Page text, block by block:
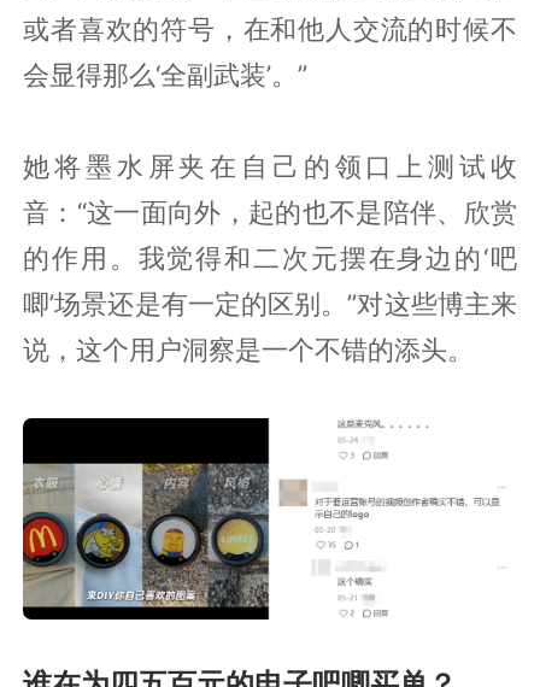
或者喜欢的符号，在和他人交流的时候不
会显得那么‘全副武装’。”
她将墨水屏夹在自己的领口上测试收
音：“这一面向外，起的也不是陪伴、欣赏
的作用。我觉得和二次元摆在身边的‘吧
唧’场景还是有一定的区别。”对这些博主来
说，这个用户洞察是一个不错的添头。